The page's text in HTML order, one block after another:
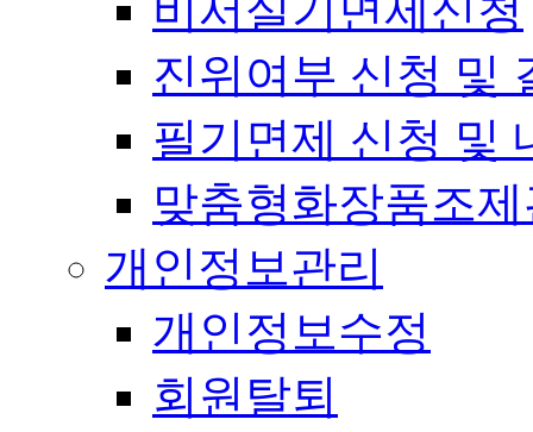
진위여부 신청 및
필기면제 신청 및
맞춤형화장품조
개인정보관리
개인정보수정
회원탈퇴